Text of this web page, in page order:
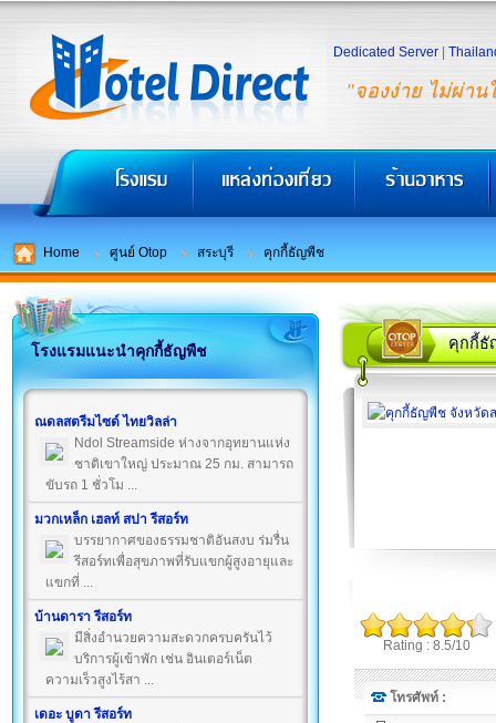
"จองง่าย ไม่ผ่าน
Dedicated Server
Home ศูนย์ Otop สระบุรี คุกกี้ธัญพืช
โรงแรมแนะนำคุกกี้ธัญพืช
ณดลสตรีมไซด์ ไทยวิลล่า
Ndol Streamside ห่างจากอุทยานแห่ง
ชาติเขาใหญ่ ประมาณ 25 กม. สามารถ
ขับรถ 1 ชั่วโม ...
มวกเหล็ก เฮลท์ สปา รีสอร์ท
บรรยากาศของธรรมชาติอันสงบ ร่มรื่น
รีสอร์ทเพื่อสุขภาพที่รับแขกผู้สูงอายุและ
แขกที่ ...
บ้านดารา รีสอร์ท
มีสิ่งอำนวยความสะดวกครบครันไว้
บริการผู้เข้าพัก เช่น อินเตอร์เน็ต
ความเร็วสูงไร้สา ...
เดอะ บูดา รีสอร์ท
คุกกี้ธั
Rating : 8.5/10
โทรศัพท์ :